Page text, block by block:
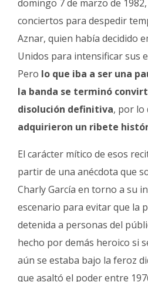
domingo 7 de marzo de
conciertos para despedir
Aznar, quien había decidido
Unidos para intensificar sus
Pero lo que iba a ser una
la banda se terminó
disolución definitiva, por lo
adquirieron un ribete
El carácter mítico de esos
partir de una anécdota que
Charly García en torno a su
escenario para evitar que la
detenida a personas del
hecho por demás heroico si
aún se estaba bajo la feroz
que asaltó el poder entre